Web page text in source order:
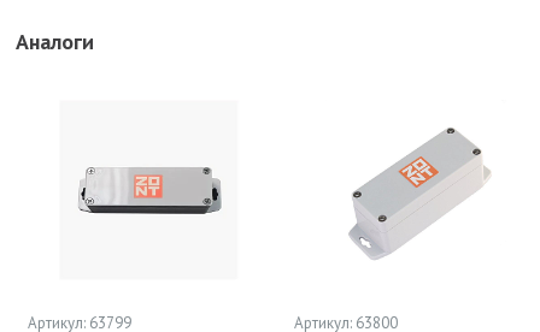
Аналоги
Артикул: 63799 Артикул: 63800